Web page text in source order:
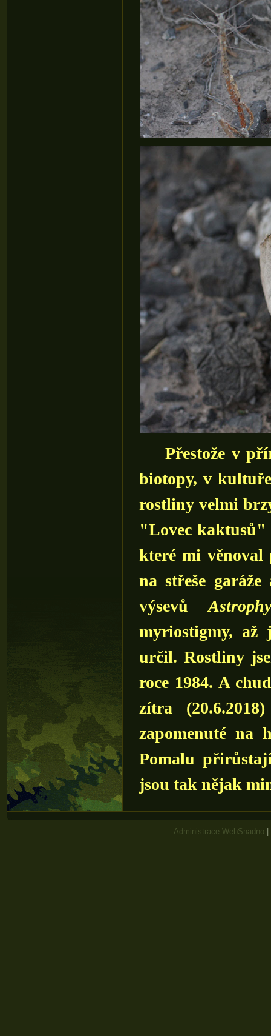
Přestože v
biotopy, v
rostliny velmi
"Lovec kaktusů"
které mi
na střeše
výsevů
myriostigmy, až
určil. Rostliny
roce 1984. A
zítra
zapomenuté na
Pomalu
jsou tak nějak
Administrace WebSnadno|